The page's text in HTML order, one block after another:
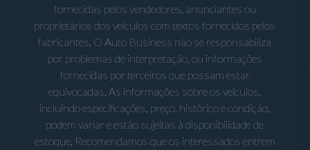
fornecidas pelos vendedores, anunciantes ou
proprietários dos veículos com textos fornecidos pelos
fabricantes. O Auto Business não se responsabiliza
por problemas de interpretação, ou informações
fornecidas por terceiros que possam estar
equivocadas. As informações sobre os veículos,
incluindo especificações, preço, histórico e condição,
podem variar e estão sujeitas à disponibilidade de
estoque. Recomendamos que os interessados entrem